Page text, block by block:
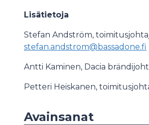
Lisätietoja
Stefan Andström,
stefan.andstrom@bassadone.fi
Antti Kaminen, Dacia
Petteri Heiskanen,
Avainsanat